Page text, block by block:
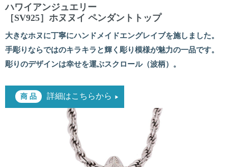
ハワイアンジュエリー
［SV925］ホヌヌイ ペンダントトップ
大きなホヌに丁寧にハンドメイドエングレイブを施しました。
手彫りならではのキラキラと輝く彫り模様が魅力の一品です。
彫りのデザインは幸せを運ぶスクロール（波柄）。
詳細はこちらから